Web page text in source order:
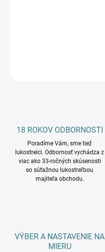
18 ROKOV ODBORNOSTI
Poradíme Vám, sme tiež
lukostrelci. Odbornosť vychádza z
viac ako 33-ročných skúsenosti
so súťažnou lukostreľbou
majiteľa obchodu.
VÝBER A NASTAVENIE NA
MIERU